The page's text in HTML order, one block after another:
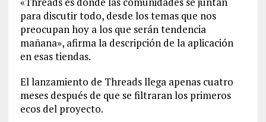
para discutir todo, desde los temas que nos
preocupan hoy a los que serán tendencia
mañana», afirma la descripción de la aplicación
en esas tiendas.
El lanzamiento de Threads llega apenas cuatro
meses después de que se filtraran los primeros
ecos del proyecto.